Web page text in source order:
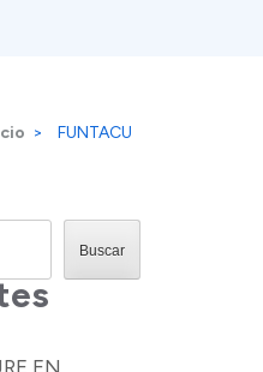
> FUNTACU
Buscar
EN